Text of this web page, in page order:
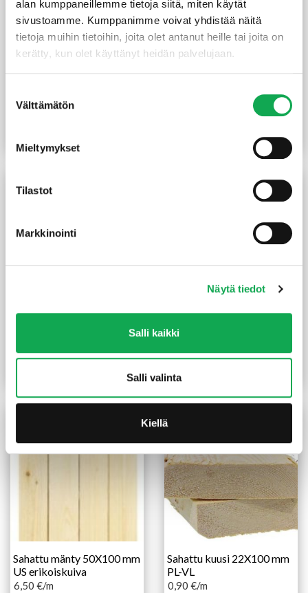
alan kumppaneillemme tietoja siitä, miten käytät
sivustoamme. Kumppanimme voivat yhdistää näitä
tietoja muihin tietoihin, joita olet antanut heille tai joita on
kerätty, kun olet käyttänyt heidän palvelujaan.
valinta
Välttämätön
Mieltymykset
Tilastot
Markkinointi
Näytä tiedot
Salli kaikki
Salli valinta
Kiellä
mm C-24
6,95€/m
mm TS
2,40€/m
Sahattu mänty 50X100 mm
US erikoiskuiva
6,50 €/m
Sahattu kuusi 22X100 mm
PL-VL
0,90 €/m